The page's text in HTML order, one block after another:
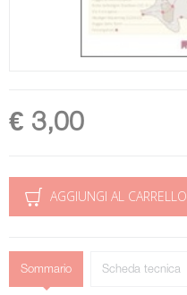
€ 3,00
AGGIUNGI AL CARRELLO
Sommario Scheda tecnica